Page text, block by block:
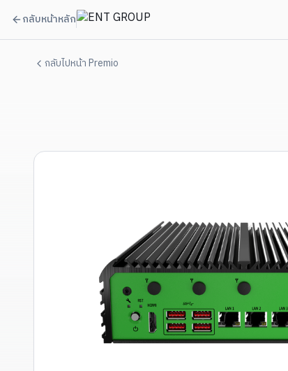
กลับหน้าหลัก
กลับไปหน้า Premio